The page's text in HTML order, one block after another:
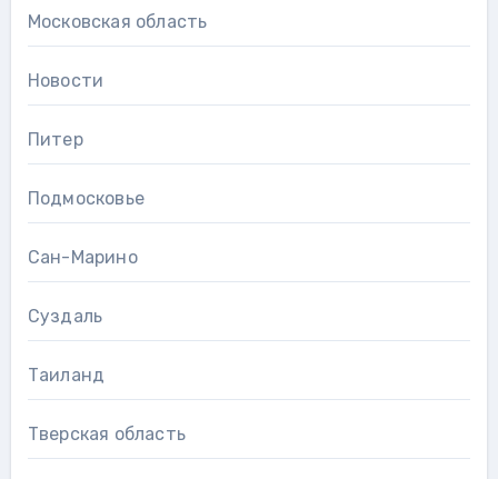
Московская область
Новости
Питер
Подмосковье
Сан-Марино
Суздаль
Таиланд
Тверская область